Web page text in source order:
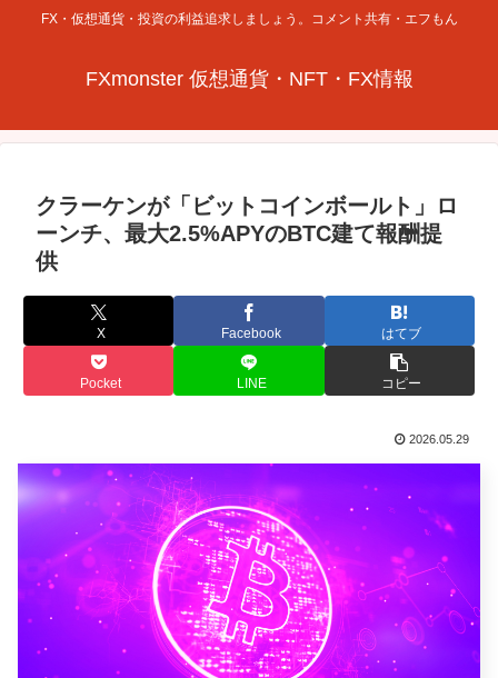
FX・仮想通貨・投資の利益追求しましょう。コメント共有・エフもん
FXmonster 仮想通貨・NFT・FX情報
クラーケンが「ビットコインボールト」ロ
ーンチ、最大2.5%APYのBTC建て報酬提
供
X Facebook はてブ
Pocket LINE コピー
2026.05.29